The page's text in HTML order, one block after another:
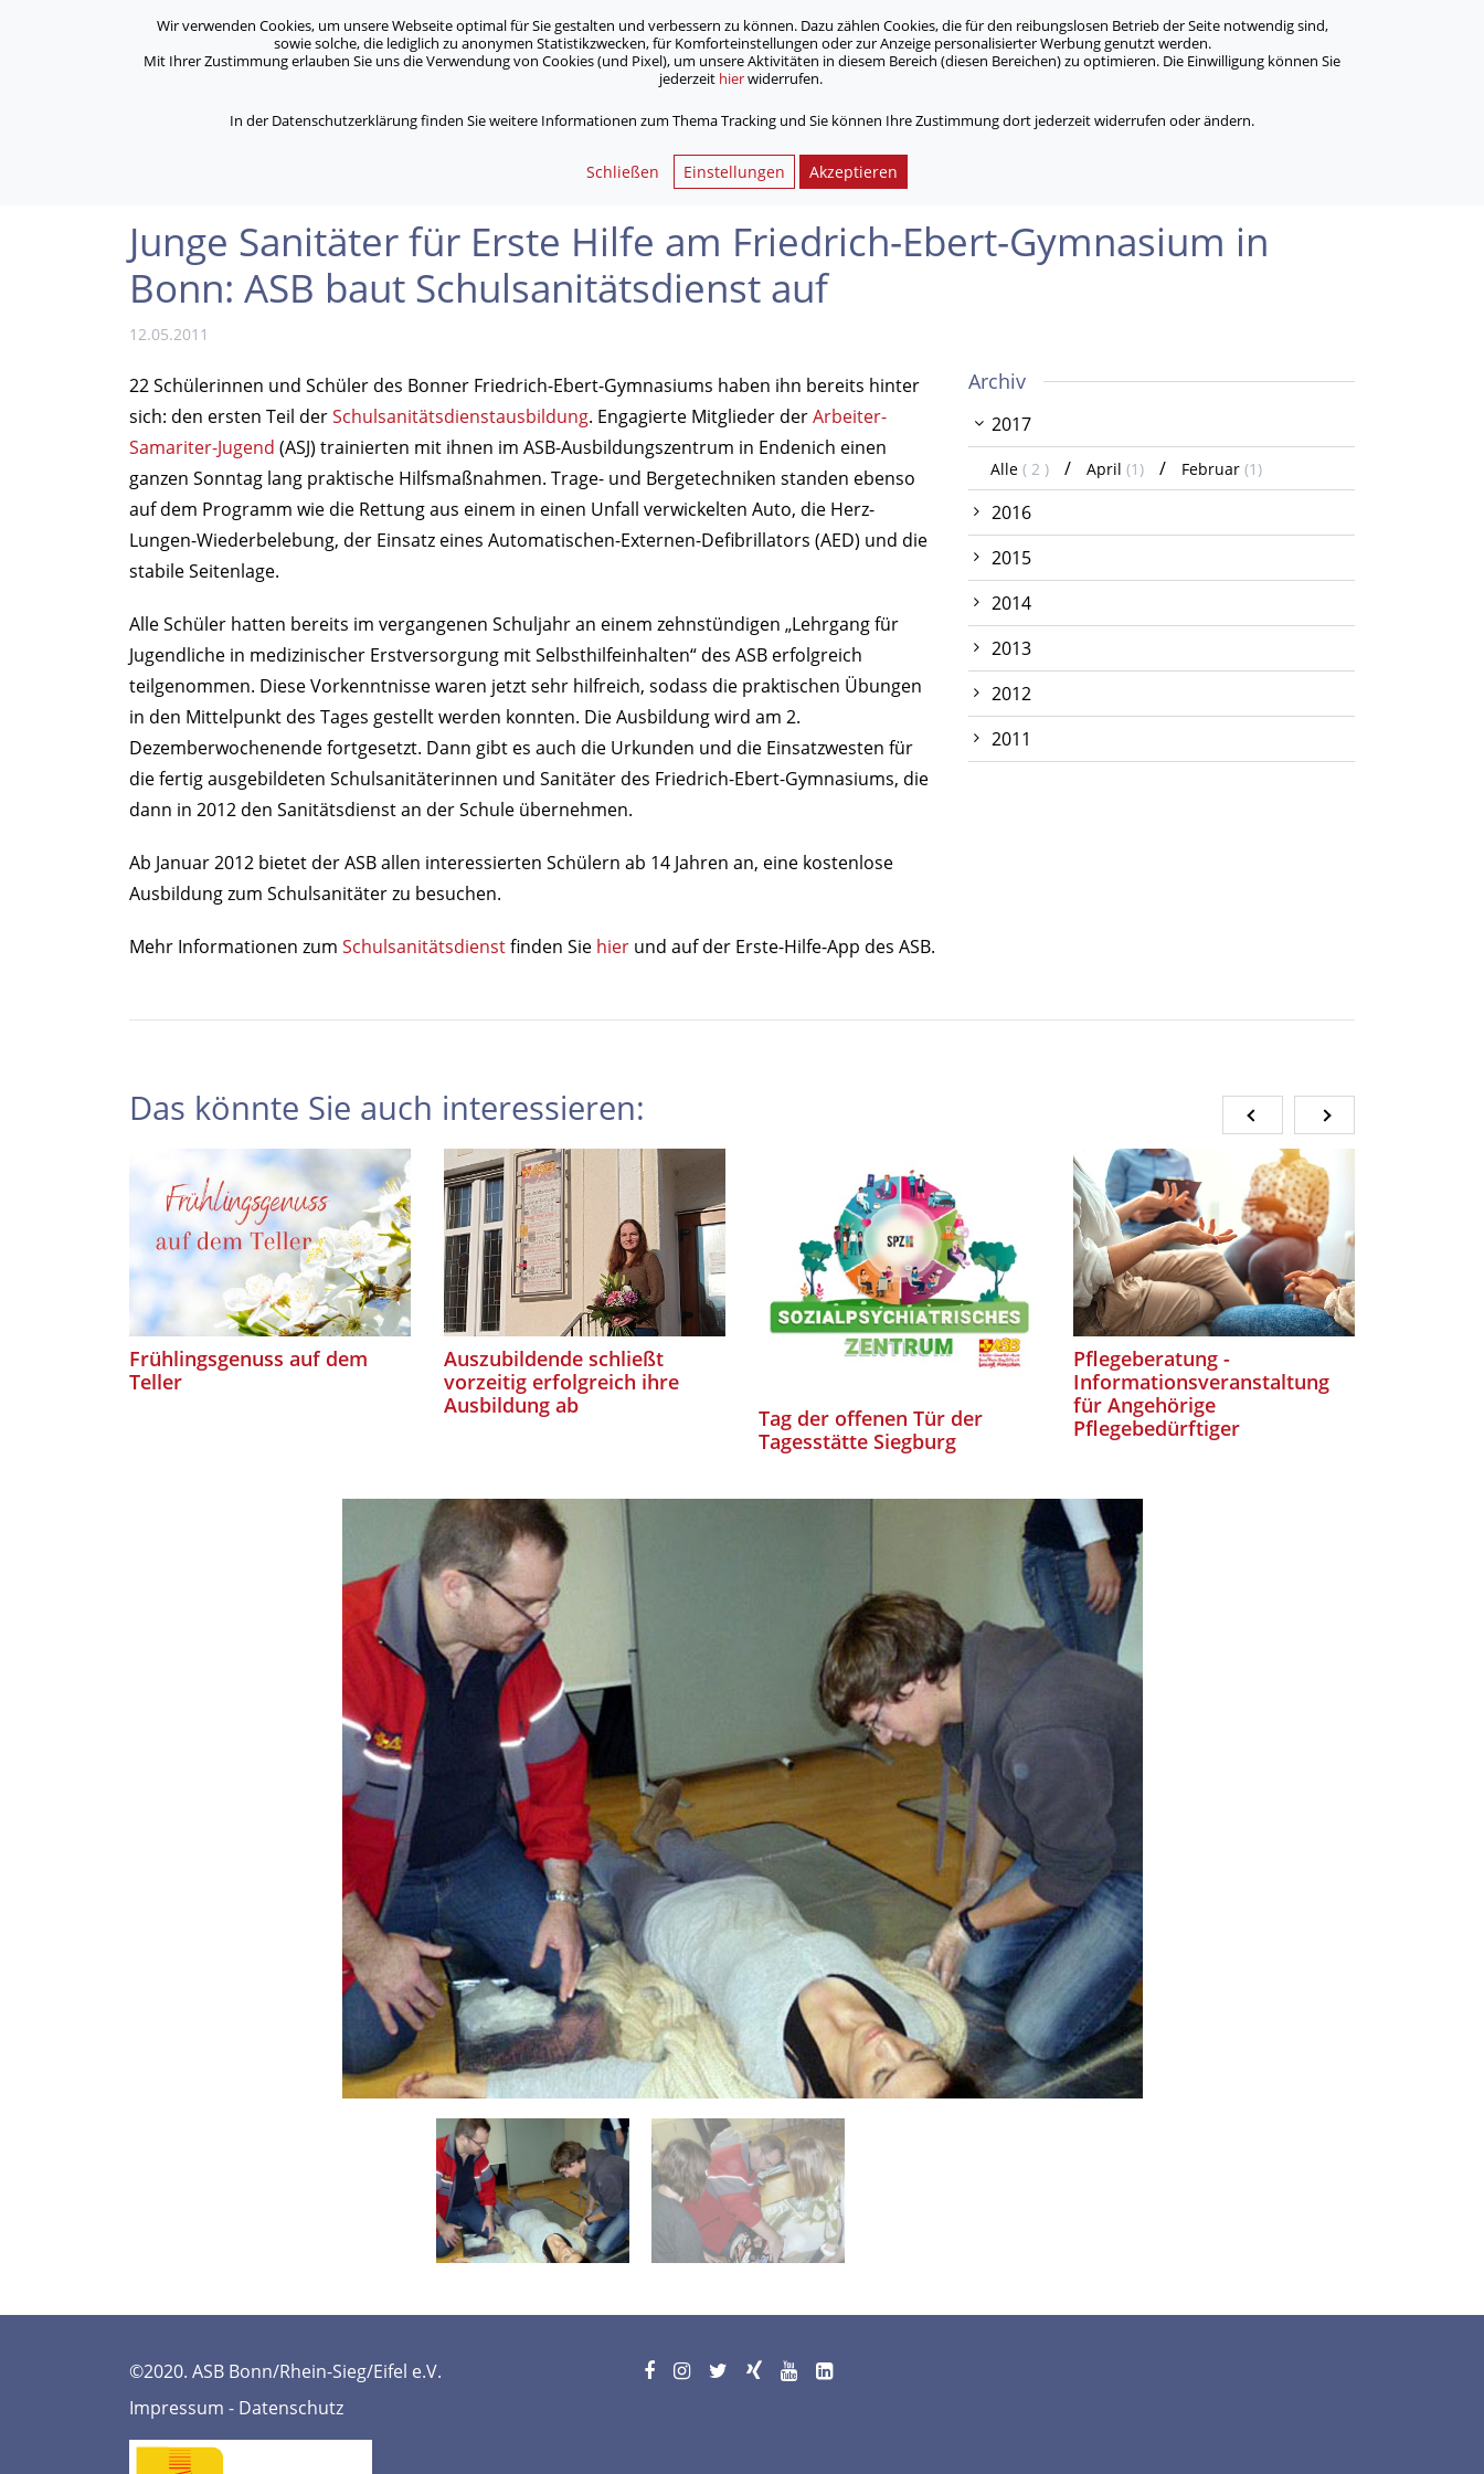
Standorte Jobs / Karriere
ASB Bonn/Rhein-Sieg/Eifel e.V.
Unsere Angebote Jobs & Karriere
Junge Sanitäter für Erste Hilfe am Friedrich-Ebert-Gymnasium in Bonn: ASB baut Schulsanitätsdienst auf
Junge Sanitäter für Erste Hilfe am Friedrich-Ebert-Gymnasium in
Bonn: ASB baut Schulsanitätsdienst auf
12.05.2011
22 Schülerinnen und Schüler des Bonner Friedrich-Ebert-Gymnasiums haben ihn bereits hinter
sich: den ersten Teil derSchulsanitätsdienstausbildung. Engagierte Mitglieder derArbeiter-
Samariter-Jugend (ASJ) trainierten mit ihnen im ASB-Ausbildungszentrum in Endenich einen
ganzen Sonntag lang praktische Hilfsmaßnahmen. Trage- und Bergetechniken standen ebenso
auf dem Programm wie die Rettung aus einem in einen Unfall verwickelten Auto, die Herz-
Lungen-Wiederbelebung, der Einsatz eines Automatischen-Externen-Defibrillators (AED) und die
stabile Seitenlage.
Alle Schüler hatten bereits im vergangenen Schuljahr an einem zehnstündigen „Lehrgang für
Jugendliche in medizinischer Erstversorgung mit Selbsthilfeinhalten“ des ASB erfolgreich
teilgenommen. Diese Vorkenntnisse waren jetzt sehr hilfreich, sodass die praktischen Übungen
in den Mittelpunkt des Tages gestellt werden konnten. Die Ausbildung wird am 2.
Dezemberwochenende fortgesetzt. Dann gibt es auch die Urkunden und die Einsatzwesten für
die fertig ausgebildeten Schulsanitäterinnen und Sanitäter des Friedrich-Ebert-Gymnasiums, die
dann in 2012 den Sanitätsdienst an der Schule übernehmen.
Ab Januar 2012 bietet der ASB allen interessierten Schülern ab 14 Jahren an, eine kostenlose
Ausbildung zum Schulsanitäter zu besuchen.
Mehr Informationen zum Schulsanitätsdienstfinden Sie hier und auf der Erste-Hilfe-App des ASB.
Archiv
2017
Alle ( 2 ) April (1) Februar (1)
2016
2015
2014
2013
2012
2011
Das könnte Sie auch interessieren:
Frühlingsgenuss auf dem
Teller
Auszubildende schließt
vorzeitig erfolgreich ihre
Ausbildung ab
Tag der offenen Tür der
Tagesstätte Siegburg
Pflegeberatung -
Informationsveranstaltung
für Angehörige
Pflegebedürftiger
©2020. ASB Bonn/Rhein-Sieg/Eifel e.V.
Impressum - Datenschutz
Wir verwenden Cookies, um unsere Webseite optimal für Sie gestalten und verbessern zu können. Dazu zählen Cookies, die für den reibungslosen Betrieb der Seite notwendig sind,
sowie solche, die lediglich zu anonymen Statistikzwecken, für Komforteinstellungen oder zur Anzeige personalisierter Werbung genutzt werden.
Mit Ihrer Zustimmung erlauben Sie uns die Verwendung von Cookies (und Pixel), um unsere Aktivitäten in diesem Bereich (diesen Bereichen) zu optimieren. Die Einwilligung können Sie
jederzeit hierwiderrufen.
In der Datenschutzerklärung finden Sie weitere Informationen zum Thema Tracking und Sie können Ihre Zustimmung dort jederzeit widerrufen oder ändern.
Schließen Einstellungen Akzeptieren